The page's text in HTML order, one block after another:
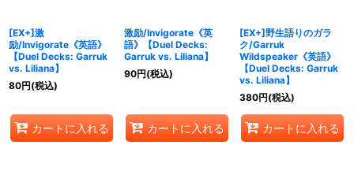
[EX+]激
励/Invigorate《英語》
【Duel Decks: Garruk
vs. Liliana】
80円(税込)
カートに入れる
激励/Invigorate《英
語》【Duel Decks:
Garruk vs. Liliana】
90円(税込)
カートに入れる
[EX+]野生語りのガラ
ク/Garruk
Wildspeaker《英語》
【Duel Decks: Garruk
vs. Liliana】
380円(税込)
カートに入れる